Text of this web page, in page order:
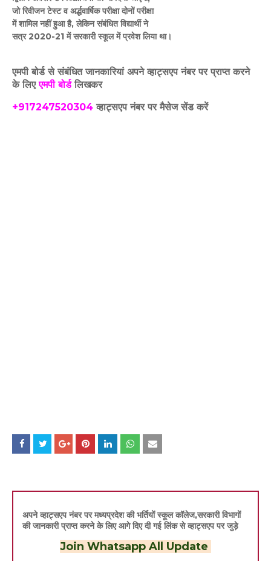
जो रिवीजन टेस्ट व अर्द्धवार्षिक परीक्षा दोनों परीक्षा
में शामिल नहीं हुआ है, लेकिन संबंधित विद्यार्थी ने
सत्र 2020-21 में सरकारी स्कूल में प्रवेश लिया था।
एमपी बोर्ड से संबंधित जानकारियां अपने व्हाट्सएप नंबर पर प्राप्त करने
के लिएएमपी बोर्डलिखकर
+917247520304 व्हाट्सएप नंबर पर मैसेज सेंड करें
अपने व्हाट्सएप नंबर पर मध्यप्रदेश की भर्तियों स्कूल कॉलेज,सरकारी विभागों
की जानकारी प्राप्त करने के लिए आगे दिए दी गई लिंक से व्हाट्सएप पर जुड़े
Join Whatsapp All Update